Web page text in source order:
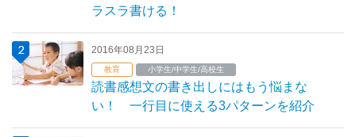
ラスラ書ける！
2016年08月23日
教育 小学生/中学生/高校生
読書感想文の書き出しにはもう悩まな
い！ 一行目に使える3パターンを紹介